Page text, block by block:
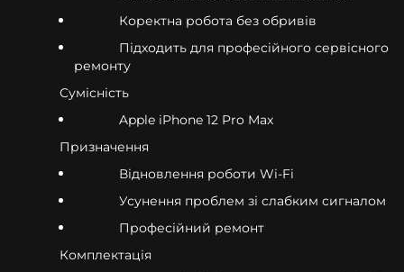
Коректна робота без обривів
Підходить для професійного сервісного
ремонту
Сумісність
Apple iPhone 12 Pro Max
Призначення
Відновлення роботи Wi-Fi
Усунення проблем зі слабким сигналом
Професійний ремонт
Комплектація